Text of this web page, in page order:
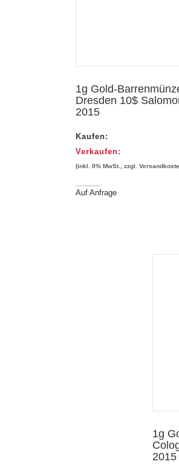
1g Gold-
Dresden 10$
2015
Kaufen:
Verkaufen:
(inkl. 0% MwSt., zzgl.
Auf Anfrage
1g
2015